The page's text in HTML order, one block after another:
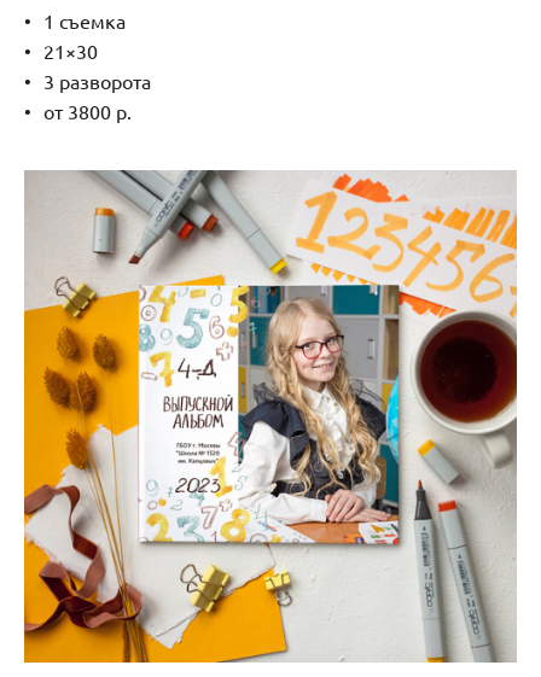
1 съемка
21×30
3 разворота
от 3800 р.